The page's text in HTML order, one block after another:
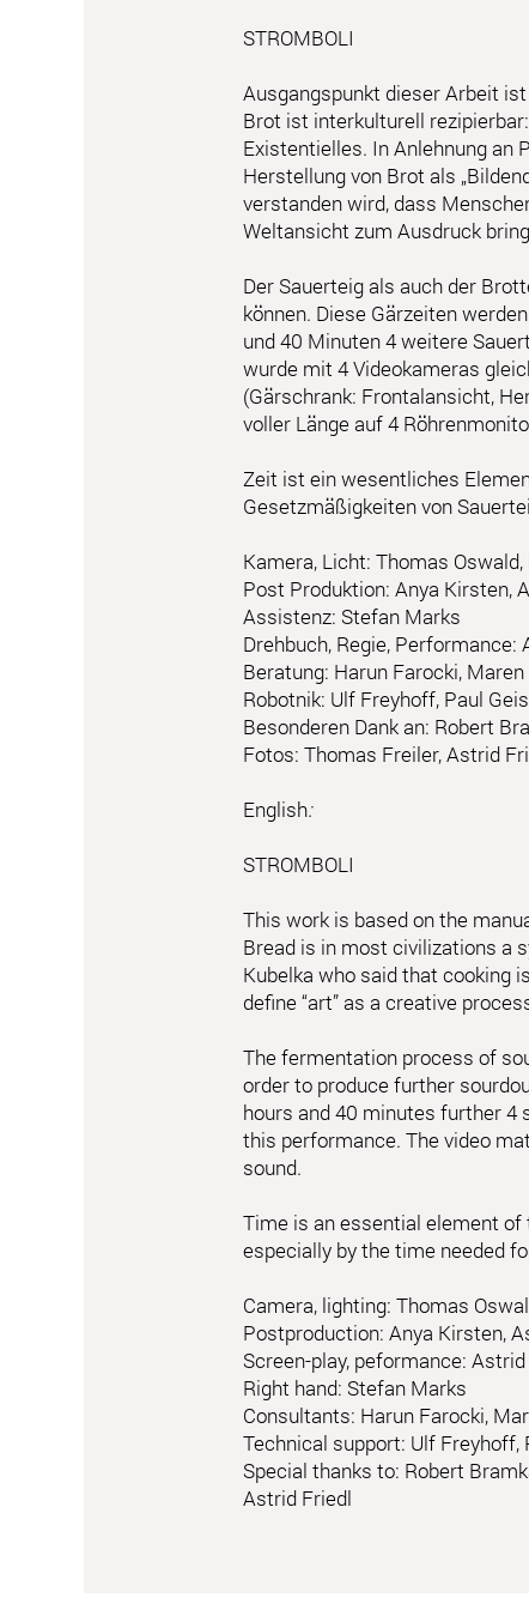
STROMBOLI
Ausgangspunkt dieser Arbeit
Brot ist interkulturell
Existentielles. In Anlehnung an
Herstellung von Brot als
verstanden wird, dass
Weltansicht zum Ausdruck
Der Sauerteig als auch der
können. Diese Gärzeiten
und 40 Minuten 4 weitere
wurde mit 4 Videokameras
(Gärschrank: Frontalansicht,
voller Länge auf 4
Zeit ist ein wesentliches
Gesetzmäßigkeiten von
Kamera, Licht: Thomas
Post Produktion: Anya Kirsten,
Assistenz: Stefan Marks
Drehbuch, Regie, Performance:
Beratung: Harun Farocki,
Robotnik: Ulf Freyhoff, Paul
Besonderen Dank an: Robert
Fotos: Thomas Freiler, Astrid
English:
STROMBOLI
This work is based on the
Bread is in most civilizations a
Kubelka who said that cooking
define “art” as a creative
The fermentation process of
order to produce further
hours and 40 minutes further 4
this performance. The video
sound.
Time is an essential element of
especially by the time needed
Camera, lighting: Thomas
Postproduction: Anya Kirsten,
Screen-play, peformance:
Right hand: Stefan Marks
Consultants: Harun Farocki,
Technical support: Ulf Freyhoff,
Special thanks to: Robert
Astrid Friedl